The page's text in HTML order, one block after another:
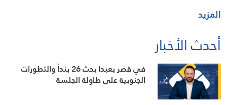
المزيد
أحدث الأخبار
في قصر بعبدا بحث 26 بنداً والتطورات
الجنوبية على طاولة الجلسة